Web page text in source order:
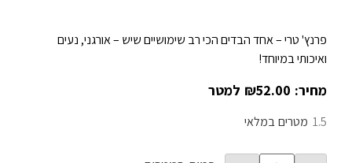
פרנץ' טרי – אחד הבדים הכי רב שימושיים שיש – אורגני, נעים
ואיכותי במיוחד!
₪52.00
1.5 במלאי